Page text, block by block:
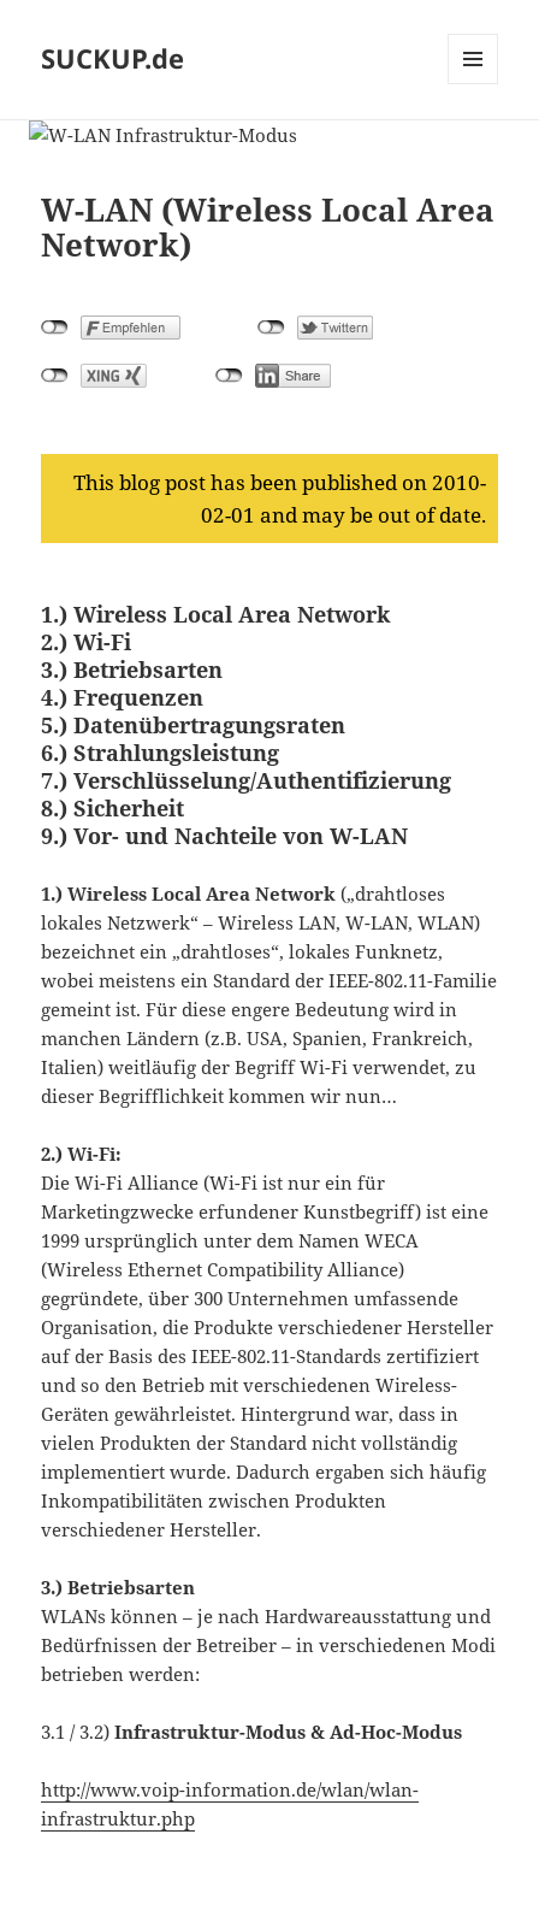
SUCKUP.de
W-LAN (Wireless Local Area
Network)
This blog post has been published on 2010-
02-01 and may be out of date.
1.) Wireless Local Area Network
2.) Wi-Fi
3.) Betriebsarten
4.) Frequenzen
5.) Datenübertragungsraten
6.) Strahlungsleistung
7.) Verschlüsselung/Authentifizierung
8.) Sicherheit
9.) Vor- und Nachteile von W-LAN
1.) Wireless Local Area Network („drahtloses
lokales Netzwerk“ – Wireless LAN, W-LAN, WLAN)
bezeichnet ein „drahtloses“, lokales Funknetz,
wobei meistens ein Standard der IEEE-802.11-Familie
gemeint ist. Für diese engere Bedeutung wird in
manchen Ländern (z.B. USA, Spanien, Frankreich,
Italien) weitläufig der Begriff Wi-Fi verwendet, zu
dieser Begrifflichkeit kommen wir nun…
2.) Wi-Fi:
Die Wi-Fi Alliance (Wi-Fi ist nur ein für
Marketingzwecke erfundener Kunstbegriff) ist eine
1999 ursprünglich unter dem Namen WECA
(Wireless Ethernet Compatibility Alliance)
gegründete, über 300 Unternehmen umfassende
Organisation, die Produkte verschiedener Hersteller
auf der Basis des IEEE-802.11-Standards zertifiziert
und so den Betrieb mit verschiedenen Wireless-
Geräten gewährleistet. Hintergrund war, dass in
vielen Produkten der Standard nicht vollständig
implementiert wurde. Dadurch ergaben sich häufig
Inkompatibilitäten zwischen Produkten
verschiedener Hersteller.
3.) Betriebsarten
WLANs können – je nach Hardwareausstattung und
Bedürfnissen der Betreiber – in verschiedenen Modi
betrieben werden:
3.1 / 3.2)Infrastruktur-Modus & Ad-Hoc-Modus
http://www.voip-information.de/wlan/wlan-
infrastruktur.php